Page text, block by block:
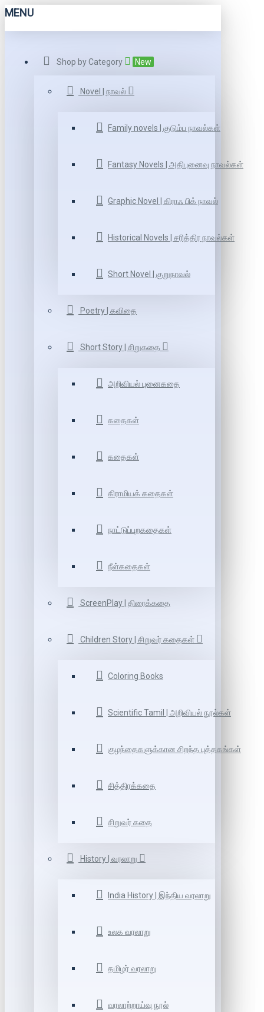
MENU
Shop by Category New
Novel | நாவல்
Family novels | குடும்ப நாவல்கள்
Fantasy Novels | அதிபுனைவு நாவல்கள்
Graphic Novel | கிராஃ பிக் நாவல்
Historical Novels | சரித்திர நாவல்கள்
Short Novel | குறுநாவல்
Poetry | கவிதை
Short Story | சிறுகதை
அறிவியல் புனைகதை
கதைகள்
கதைகள்
கிராமியக் கதைகள்
நாட்டுப்புறகதைகள்
நீள்கதைகள்
ScreenPlay | திரைக்கதை
Children Story | சிறுவர் கதைகள்
Coloring Books
Scientific Tamil | அறிவியல் நூல்கள்
குழந்தைகளுக்கான சிறந்த புத்தகங்கள்
சித்திரக்கதை
சிறுவர் கதை
History | வரலாறு
India History | இந்திய வரலாறு
உலக வரலாறு
தமிழர் வரலாறு
வரலாற்றாய்வு நூல்